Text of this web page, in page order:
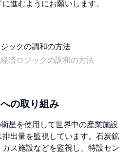
進むようにお願いします。
済ロジックの調和の方法
の取り組み
星を使用して世界中の産業施設
出量を監視しています。石炭鉱
ス施設などを監視し、特設セン